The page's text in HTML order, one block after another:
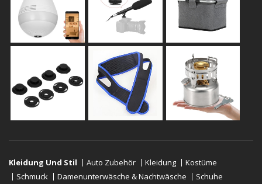
Kleidung Und Stil Auto Zubehör Kleidung
Kostüme
Schmuck
Damenunterwäsche & Nachtwäsche
Schuhe